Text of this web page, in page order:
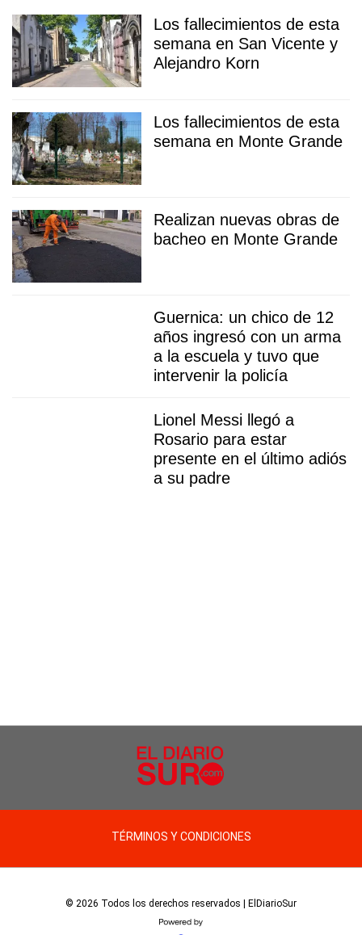
Los fallecimientos de esta
semana en San Vicente y
Alejandro Korn
Los fallecimientos de esta
semana en Monte Grande
Realizan nuevas obras de
bacheo en Monte Grande
Guernica: un chico de 12
años ingresó con un arma
a la escuela y tuvo que
intervenir la policía
Lionel Messi llegó a
Rosario para estar
presente en el último adiós
a su padre
TÉRMINOS Y CONDICIONES
© 2026 Todos los derechos reservados | ElDiarioSur